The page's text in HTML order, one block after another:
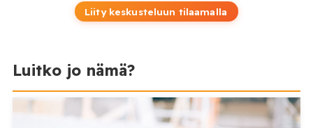
Liity keskusteluun tilaamalla
Luitko jo nämä?